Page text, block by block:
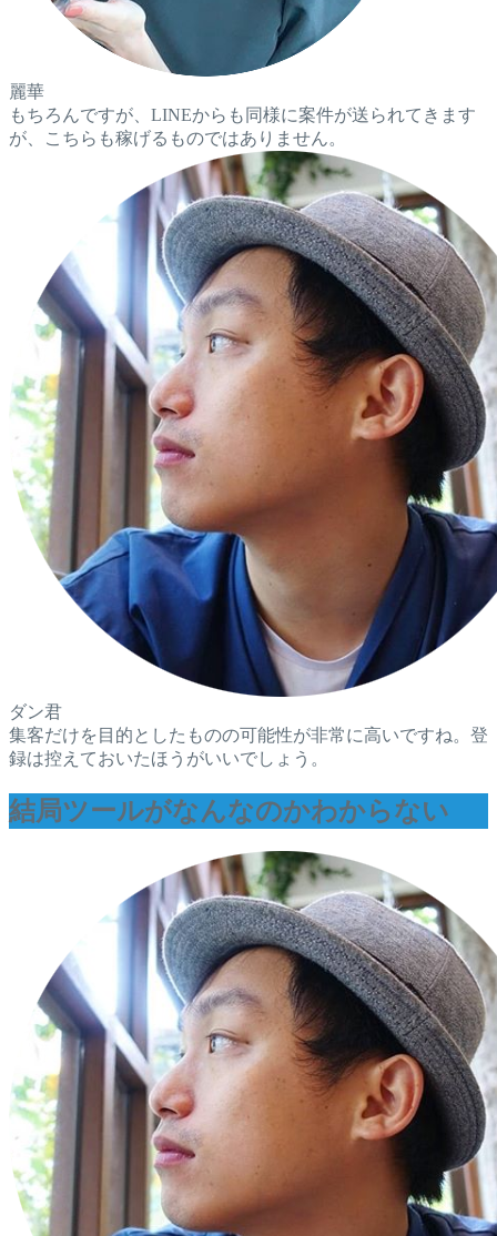
麗華
もちろんですが、LINEからも同様に案件が送られてきます
が、こちらも稼げるものではありません。
ダン君
集客だけを目的としたものの可能性が非常に高いですね。登
録は控えておいたほうがいいでしょう。
結局ツールがなんなのかわからない